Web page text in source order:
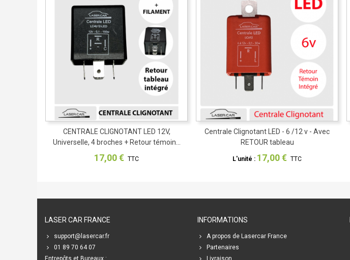
Partager
CENTRALE CLIGNOTANT LED 12V,
Universelle, 4 broches + Retour témoin...
17,00 € TTC
Partager
Centrale Clignotant LED - 6 /12 v - Avec
RETOUR tableau
L'unité : 17,00 € TTC
LASER CAR FRANCE
support@lasercar.fr
01 89 70 64 07
Entrepôts et Bureaux :
INFORMATIONS
A propos de Lasercar France
Partenaires
Livraison